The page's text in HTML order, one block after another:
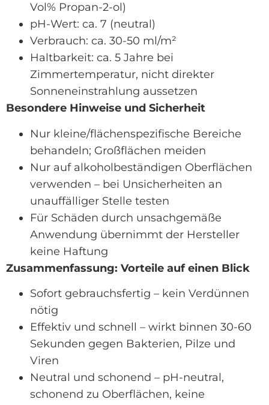
Vol% Propan-2-ol)
pH-Wert: ca. 7 (neutral)
Verbrauch: ca. 30-50 ml/m²
Haltbarkeit: ca. 5 Jahre bei
Zimmertemperatur, nicht direkter
Sonneneinstrahlung aussetzen
Besondere Hinweise und Sicherheit
Nur kleine/flächenspezifische Bereiche
behandeln; Großflächen meiden
Nur auf alkoholbeständigen Oberflächen
verwenden – bei Unsicherheiten an
unauffälliger Stelle testen
Für Schäden durch unsachgemäße
Anwendung übernimmt der Hersteller
keine Haftung
Zusammenfassung: Vorteile auf einen Blick
Sofort gebrauchsfertig – kein Verdünnen
nötig
Effektiv und schnell – wirkt binnen 30-60
Sekunden gegen Bakterien, Pilze und
Viren
Neutral und schonend – pH-neutral,
schonend zu Oberflächen, keine